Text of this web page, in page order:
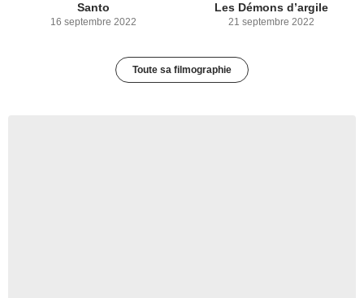
Santo
16 septembre 2022
Les Démons d’argile
21 septembre 2022
Toute sa filmographie